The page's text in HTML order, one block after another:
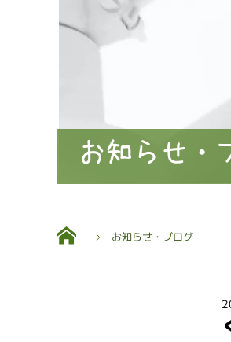
お知らせ・
お知らせ・ブログ